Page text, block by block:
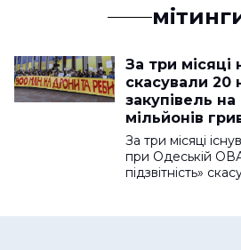
За три
скасували 20
закупівель
мільйонів
За три місяці
при Одеській ОВА
підзвітність»